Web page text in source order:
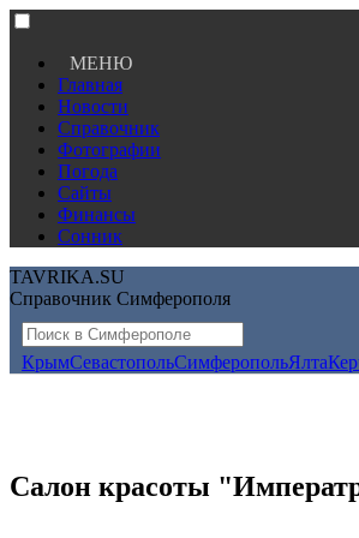
МЕНЮ
Главная
Новости
Справочник
Фотографии
Погода
Сайты
Финансы
Сонник
TAVRIKA.SU
Справочник Симферополя
КрымСевастопольСимферопольЯлта
Салон красоты